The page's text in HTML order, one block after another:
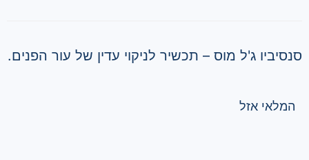
סנסיביו ג'ל מוס – תכשיר לניקוי עדין של עור הפנים.
המלאי אזל